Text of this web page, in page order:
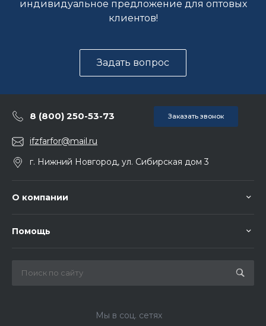
индивидуальное предложение для оптовых
клиентов!
Задать вопрос
8 (800) 250-53-73 Заказать звонок
ifzfarfor@mail.ru
г. Нижний Новгород, ул. Сибирская дом 3
О компании
Помощь
Мы в соц. сетях